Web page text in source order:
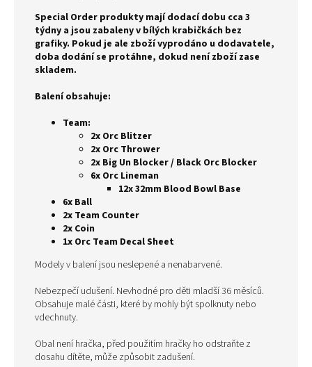
Special Order produkty mají dodací dobu cca 3
týdny a jsou zabaleny v bílých krabičkách bez
grafiky. Pokud je ale zboží vyprodáno u dodavatele,
doba dodání se protáhne, dokud není zboží zase
skladem.
Balení obsahuje:
Team:
2x Orc Blitzer
2x Orc Thrower
2x Big Un Blocker / Black Orc Blocker
6x Orc Lineman
12x 32mm Blood Bowl Base
6x Ball
2x Team Counter
2x Coin
1x Orc Team Decal Sheet
Modely v balení jsou neslepené a nenabarvené.
Nebezpečí udušení. Nevhodné pro děti mladší 36 měsíců.
Obsahuje malé části, které by mohly být spolknuty nebo
vdechnuty.
Obal není hračka, před použitím hračky ho odstraňte z
dosahu dítěte, může způsobit zadušení.